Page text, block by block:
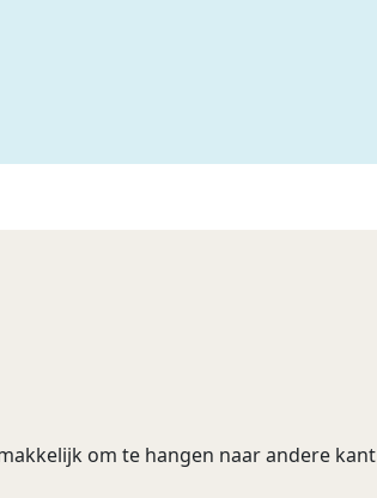
om te hangen naar andere kant